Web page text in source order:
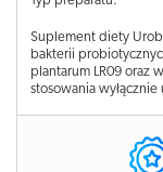
Suplement diety
bakterii
plantarum LR09 oraz
stosowania wyłącznie